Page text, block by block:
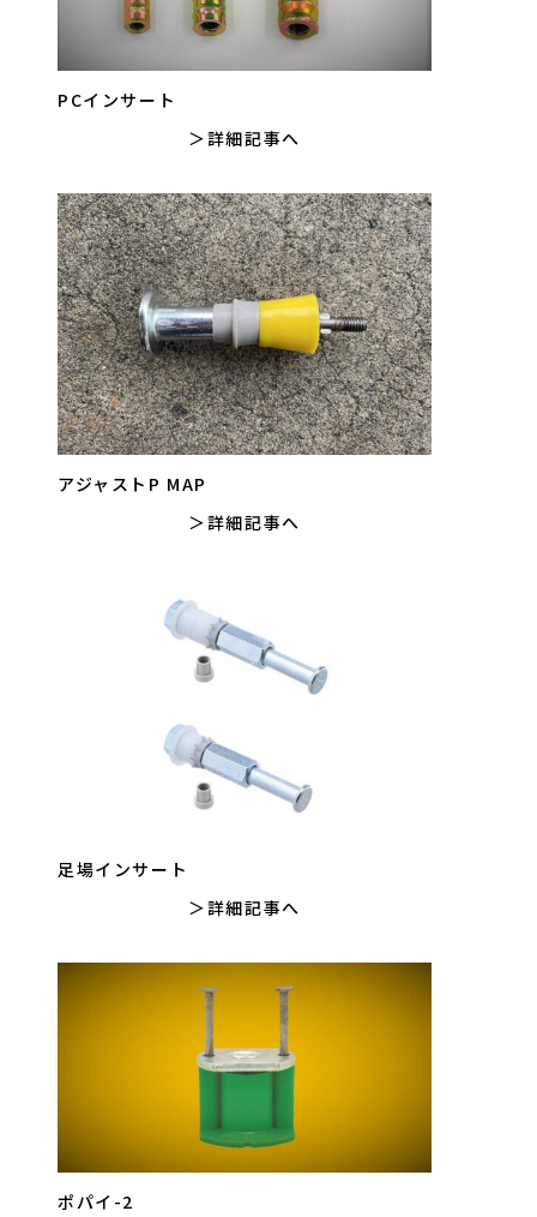
PCインサート
詳細記事へ
アジャストP MAP
詳細記事へ
足場インサート
詳細記事へ
ポパイ-2